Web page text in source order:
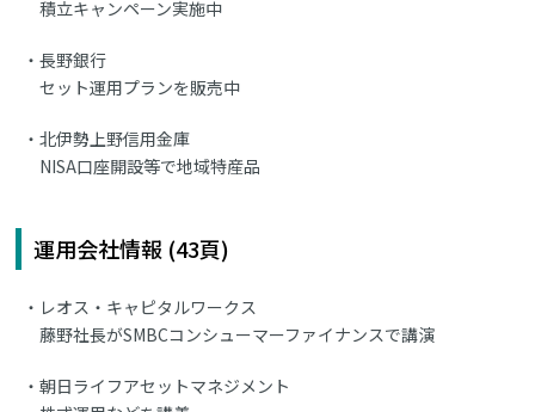
積立キャンペーン実施中
長野銀行
セット運用プランを販売中
北伊勢上野信用金庫
NISA口座開設等で地域特産品
運用会社情報 (43頁)
レオス・キャピタルワークス
藤野社長がSMBCコンシューマーファイナンスで講演
朝日ライフアセットマネジメント